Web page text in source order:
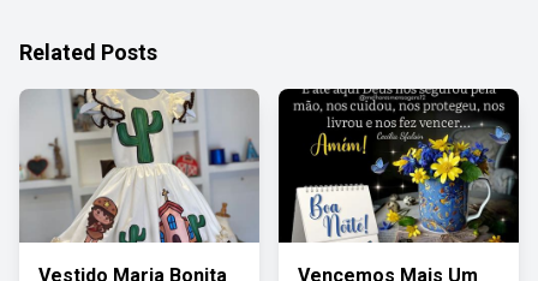
Related Posts
Vestido Maria Bonita Vencemos Mais Um